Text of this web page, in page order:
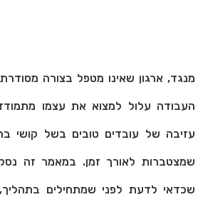
מנגד, ארגון שאינו מטפל בצורה
העבודה עלול למצוא את עצמו מתמודד
עזיבה של עובדים טובים בשל קושי
שמצטברות לאורך זמן. במאמר זה
שכדאי לדעת לפני שמתחילים בתהליך,